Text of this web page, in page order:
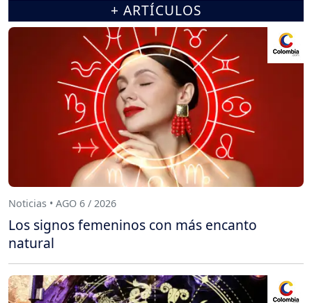
+ ARTÍCULOS
Noticias • AGO 6 / 2026
Los signos femeninos con más encanto
natural